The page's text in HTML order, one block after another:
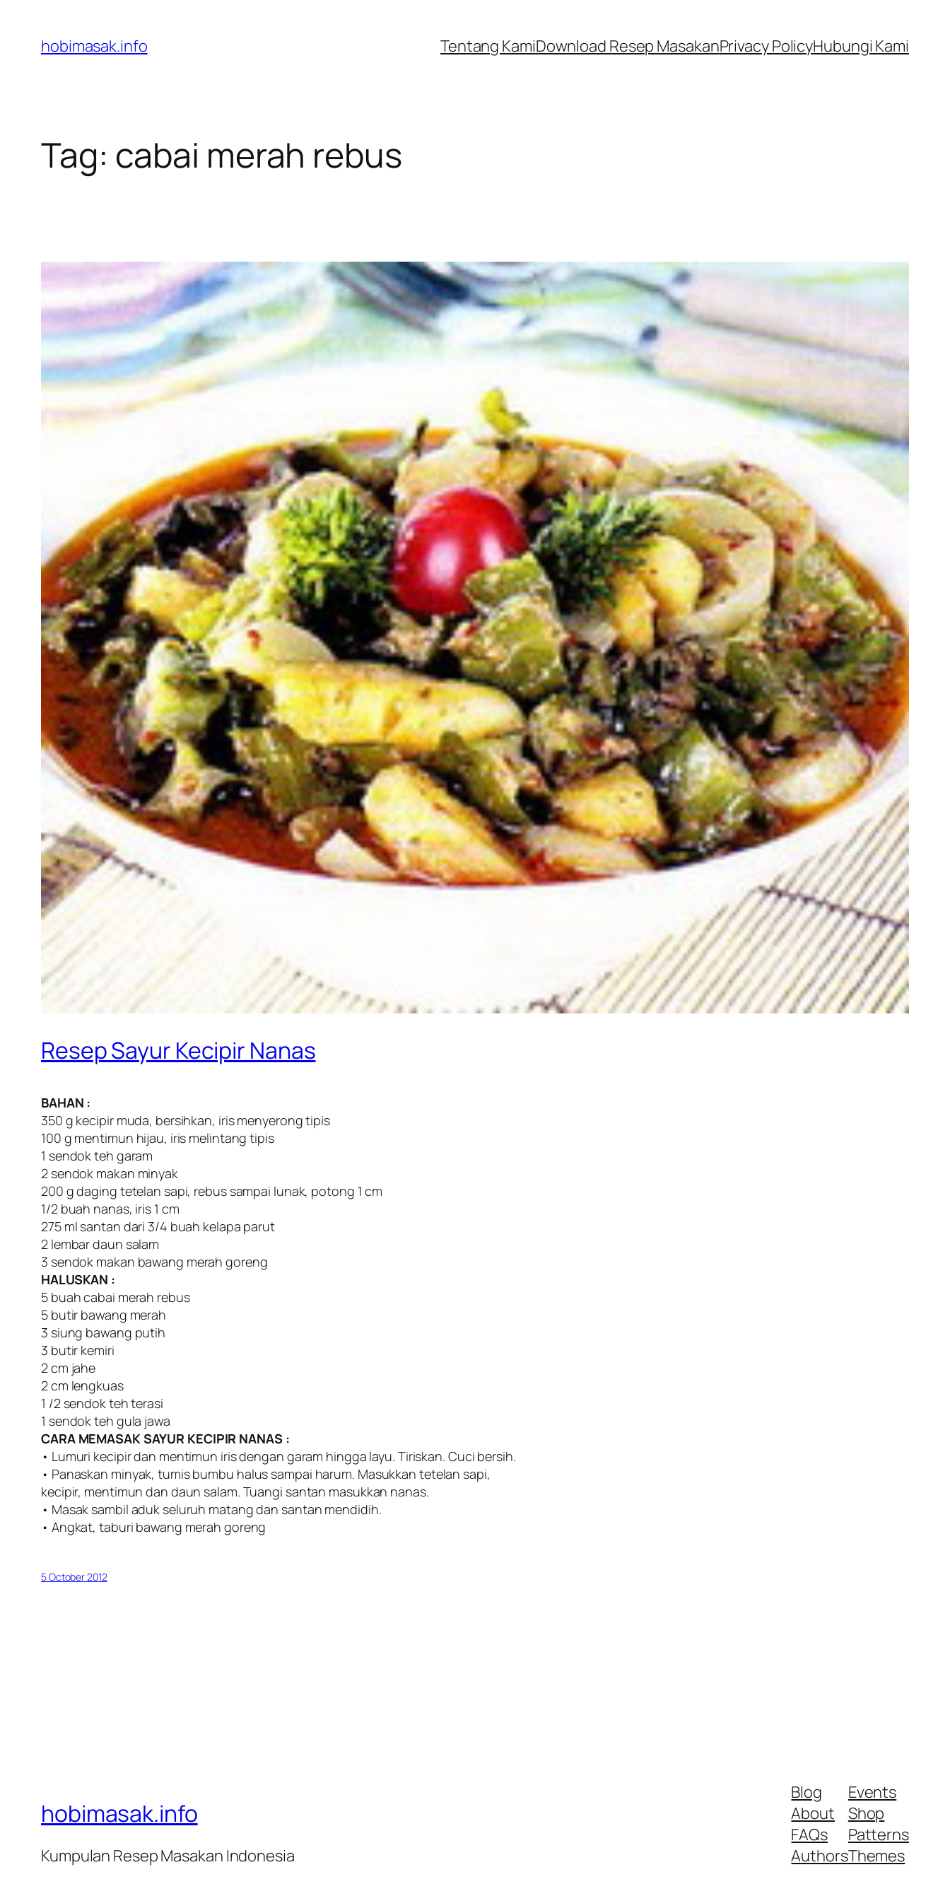
content
hobimasak.info Tentang KamiDownload Resep MasakanPrivacy PolicyHubungi Kami
Tag: cabai merah rebus
Resep Sayur Kecipir Nanas
BAHAN :
350 g kecipir muda, bersihkan, iris menyerong tipis
100 g mentimun hijau, iris melintang tipis
1 sendok teh garam
2 sendok makan minyak
200 g daging tetelan sapi, rebus sampai lunak, potong 1 cm
1/2 buah nanas, iris 1 cm
275 ml santan dari 3/4 buah kelapa parut
2 lembar daun salam
3 sendok makan bawang merah goreng
HALUSKAN :
5 buah cabai merah rebus
5 butir bawang merah
3 siung bawang putih
3 butir kemiri
2 cm jahe
2 cm lengkuas
1 /2 sendok teh terasi
1 sendok teh gula jawa
CARA MEMASAK SAYUR KECIPIR NANAS :
• Lumuri kecipir dan mentimun iris dengan garam hingga layu. Tiriskan. Cuci bersih.
• Panaskan minyak, tumis bumbu halus sampai harum. Masukkan tetelan sapi,
kecipir, mentimun dan daun salam. Tuangi santan masukkan nanas.
• Masak sambil aduk seluruh matang dan santan mendidih.
• Angkat, taburi bawang merah goreng
5 October 2012
hobimasak.info
Kumpulan Resep Masakan Indonesia
Blog
About
FAQs
Authors
Events
Shop
Patterns
Themes